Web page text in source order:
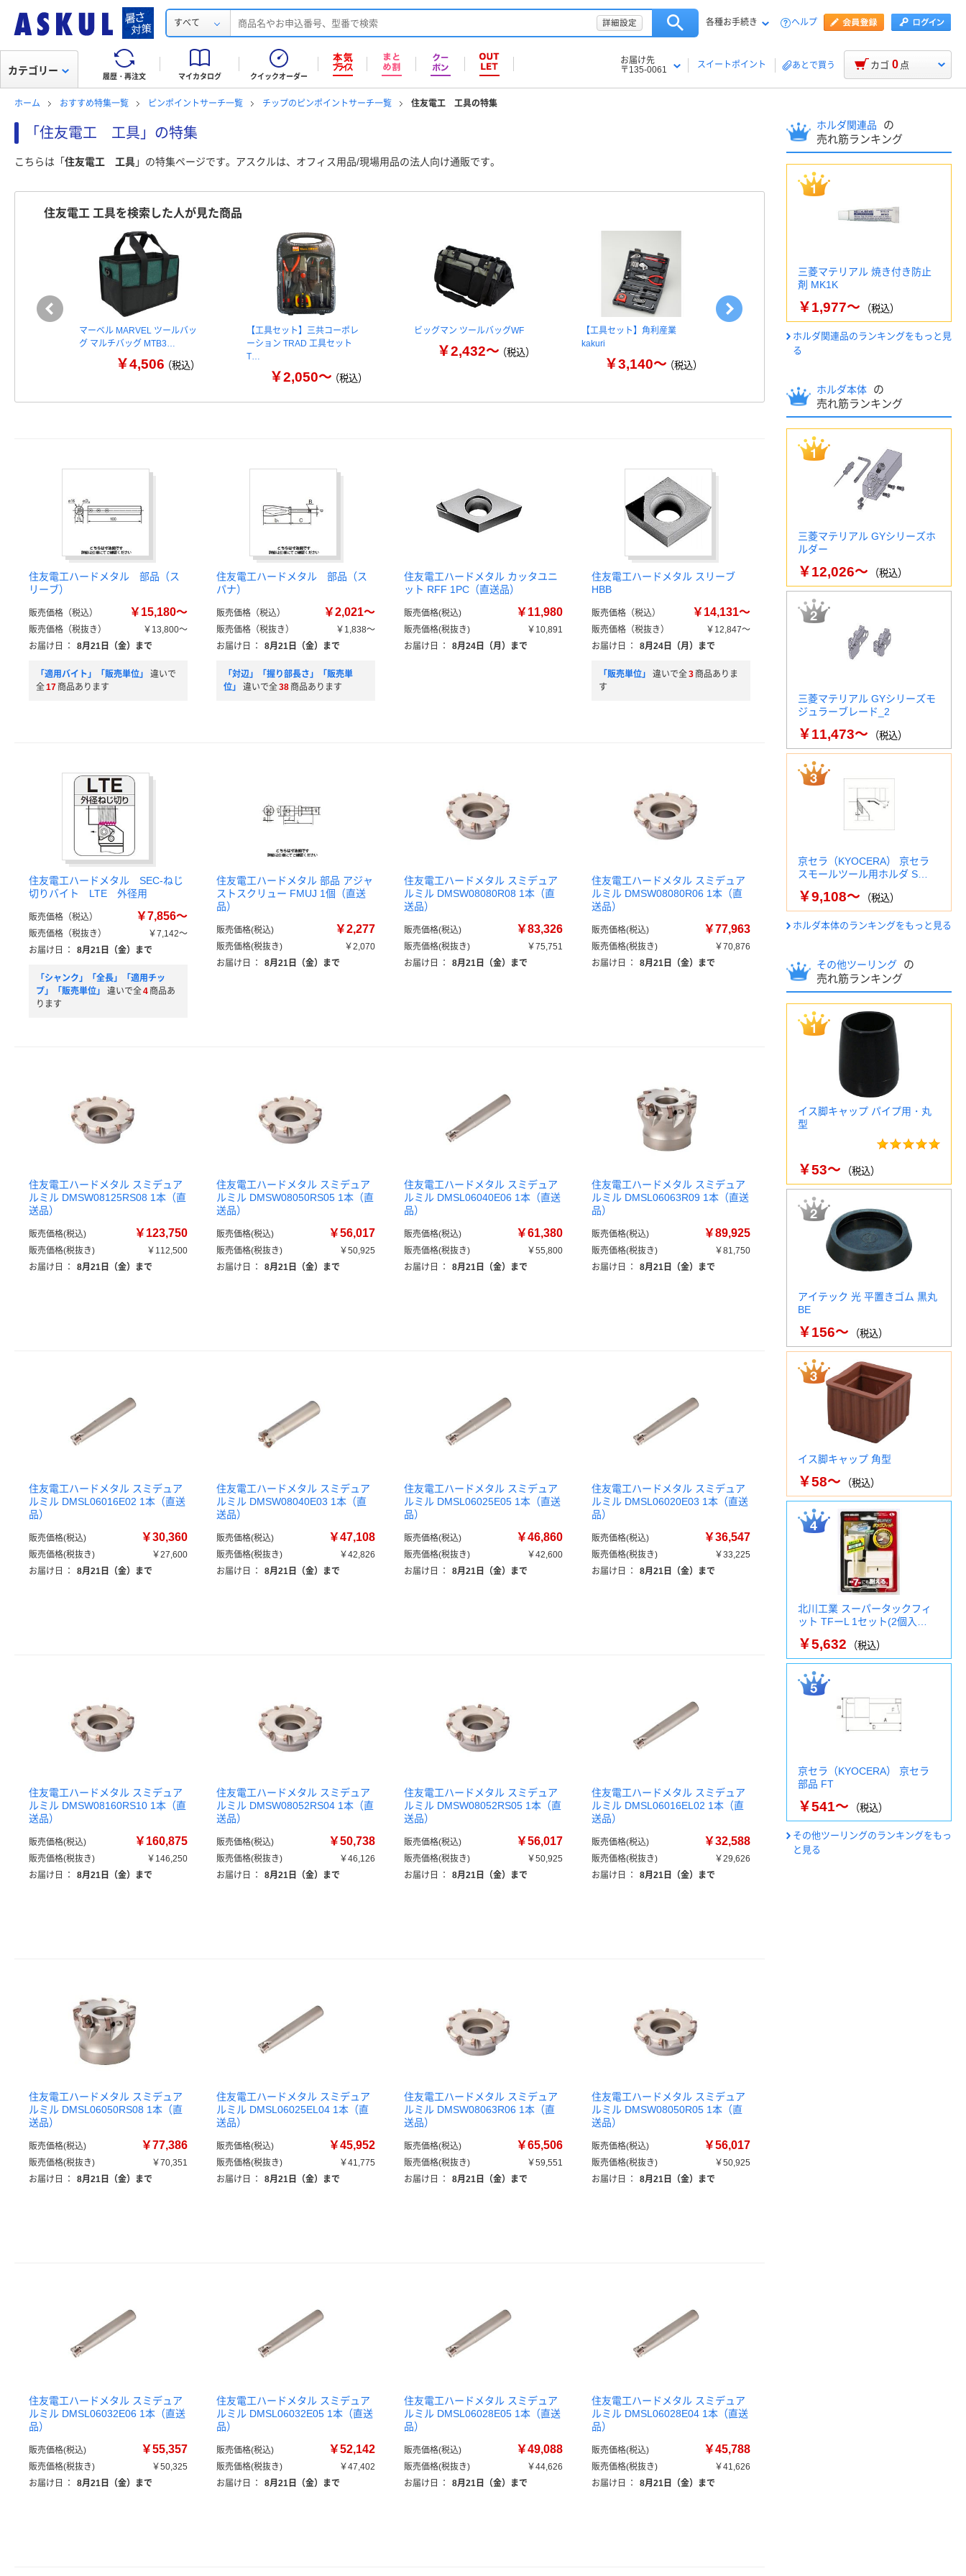
すべて 詳細設定 各種お手続き ヘルプ
履歴・再注文 マイカタログ クイックオーダー
お届け先
〒135-0061
スイートポイント あとで買う
カテゴリー カゴ 0 点
ホーム おすすめ特集一覧 ピンポイントサーチ一覧 チップのピンポイントサーチ一覧 住友電工 工具の特集
「住友電工 工具」の特集
こちらは「住友電工 工具」の特集ページです。アスクルは、オフィス用品/現場用品の法人向け通販です。
住友電工 工具を検索した人が見た商品
マーベル MARVEL ツールバッ
グ マルチバッグ MTB3…
￥4,506（税込）
【工具セット】三共コーポレ
ーション TRAD 工具セット
T…
￥2,050～（税込）
ビッグマン ツールバッグWF
￥2,432～（税込）
【工具セット】角利産業
kakuri
￥3,140～（税込）
平井工具 ドライバーセット
TOOLSET 作業工具
（税込）
藤原産業
ッグ
住友電工ハードメタル 部品（ス
リーブ）
販売価格（税込） ￥15,180～
販売価格（税抜き）
￥13,800～
お届け日
： 8月21日（金）まで
「適用バイト」「販売単位」
違いで
全17 商品あります
住友電工ハードメタル 部品（ス
パナ）
販売価格（税込） ￥2,021～
販売価格（税抜き）
￥1,838～
お届け日
： 8月21日（金）まで
「対辺」「握り部長さ」「販売単
位」
違いで全38 商品あります
住友電工ハードメタル カッタユニ
ット RFF 1PC（直送品）
販売価格(税込) ￥11,980
販売価格(税抜き)
￥10,891
お届け日
： 8月24日（月）まで
住友電工ハードメタル スリーブ
HBB
販売価格（税込） ￥14,131～
販売価格（税抜き）
￥12,847～
お届け日
： 8月24日（月）まで
「販売単位」 違いで全3 商品ありま
す
住友電工ハードメタル SEC-ねじ
切りバイト LTE 外径用
販売価格（税込） ￥7,856～
販売価格（税抜き）
￥7,142～
お届け日
： 8月21日（金）まで
「シャンク」「全長」「適用チッ
プ」「販売単位」
違いで全4 商品あ
ります
住友電工ハードメタル 部品 アジャ
ストスクリュー FMUJ 1個（直送
品）
販売価格(税込) ￥2,277
販売価格(税抜き)
￥2,070
お届け日
： 8月21日（金）まで
住友電工ハードメタル スミデュア
ルミル DMSW08080R08 1本（直
送品）
販売価格(税込) ￥83,326
販売価格(税抜き)
￥75,751
お届け日
： 8月21日（金）まで
住友電工ハードメタル スミデュア
ルミル DMSW08080R06 1本（直
送品）
販売価格(税込) ￥77,963
販売価格(税抜き)
￥70,876
お届け日
： 8月21日（金）まで
住友電工ハードメタル スミデュア
ルミル DMSW08125RS08 1本（直
送品）
販売価格(税込) ￥123,750
販売価格(税抜き)
￥112,500
お届け日
： 8月21日（金）まで
住友電工ハードメタル スミデュア
ルミル DMSW08050RS05 1本（直
送品）
販売価格(税込) ￥56,017
販売価格(税抜き)
￥50,925
お届け日
： 8月21日（金）まで
住友電工ハードメタル スミデュア
ルミル DMSL06040E06 1本（直送
品）
販売価格(税込) ￥61,380
販売価格(税抜き)
￥55,800
お届け日
： 8月21日（金）まで
住友電工ハードメタル スミデュア
ルミル DMSL06063R09 1本（直送
品）
販売価格(税込) ￥89,925
販売価格(税抜き)
￥81,750
お届け日
： 8月21日（金）まで
住友電工ハードメタル スミデュア
ルミル DMSL06016E02 1本（直送
品）
販売価格(税込) ￥30,360
販売価格(税抜き)
￥27,600
お届け日
： 8月21日（金）まで
住友電工ハードメタル スミデュア
ルミル DMSW08040E03 1本（直
送品）
販売価格(税込) ￥47,108
販売価格(税抜き)
￥42,826
お届け日
： 8月21日（金）まで
住友電工ハードメタル スミデュア
ルミル DMSL06025E05 1本（直送
品）
販売価格(税込) ￥46,860
販売価格(税抜き)
￥42,600
お届け日
： 8月21日（金）まで
住友電工ハードメタル スミデュア
ルミル DMSL06020E03 1本（直送
品）
販売価格(税込) ￥36,547
販売価格(税抜き)
￥33,225
お届け日
： 8月21日（金）まで
住友電工ハードメタル スミデュア
ルミル DMSW08160RS10 1本（直
送品）
販売価格(税込) ￥160,875
販売価格(税抜き)
￥146,250
お届け日
： 8月21日（金）まで
住友電工ハードメタル スミデュア
ルミル DMSW08052RS04 1本（直
送品）
販売価格(税込) ￥50,738
販売価格(税抜き)
￥46,126
お届け日
： 8月21日（金）まで
住友電工ハードメタル スミデュア
ルミル DMSW08052RS05 1本（直
送品）
販売価格(税込) ￥56,017
販売価格(税抜き)
￥50,925
お届け日
： 8月21日（金）まで
住友電工ハードメタル スミデュア
ルミル DMSL06016EL02 1本（直
送品）
販売価格(税込) ￥32,588
販売価格(税抜き)
￥29,626
お届け日
： 8月21日（金）まで
住友電工ハードメタル スミデュア
ルミル DMSL06050RS08 1本（直
送品）
販売価格(税込) ￥77,386
販売価格(税抜き)
￥70,351
お届け日
： 8月21日（金）まで
住友電工ハードメタル スミデュア
ルミル DMSL06025EL04 1本（直
送品）
販売価格(税込) ￥45,952
販売価格(税抜き)
￥41,775
お届け日
： 8月21日（金）まで
住友電工ハードメタル スミデュア
ルミル DMSW08063R06 1本（直
送品）
販売価格(税込) ￥65,506
販売価格(税抜き)
￥59,551
お届け日
： 8月21日（金）まで
住友電工ハードメタル スミデュア
ルミル DMSW08050R05 1本（直
送品）
販売価格(税込) ￥56,017
販売価格(税抜き)
￥50,925
お届け日
： 8月21日（金）まで
住友電工ハードメタル スミデュア
ルミル DMSL06032E06 1本（直送
品）
販売価格(税込) ￥55,357
販売価格(税抜き)
￥50,325
お届け日
： 8月21日（金）まで
住友電工ハードメタル スミデュア
ルミル DMSL06032E05 1本（直送
品）
販売価格(税込) ￥52,142
販売価格(税抜き)
￥47,402
お届け日
： 8月21日（金）まで
住友電工ハードメタル スミデュア
ルミル DMSL06028E05 1本（直送
品）
販売価格(税込) ￥49,088
販売価格(税抜き)
￥44,626
お届け日
： 8月21日（金）まで
住友電工ハードメタル スミデュア
ルミル DMSL06028E04 1本（直送
品）
販売価格(税込) ￥45,788
販売価格(税抜き)
￥41,626
お届け日
： 8月21日（金）まで
ホルダ関連品
の
売れ筋ランキング
三菱マテリアル 焼き付き防止
剤 MK1K
￥1,977～ （税込）
ホルダ関連品のランキングをもっと見
る
ホルダ本体
の
売れ筋ランキング
三菱マテリアル GYシリーズホ
ルダー
￥12,026～ （税込）
三菱マテリアル GYシリーズモ
ジュラーブレード_2
￥11,473～ （税込）
京セラ（KYOCERA） 京セラ
スモールツール用ホルダ S…
￥9,108～ （税込）
ホルダ本体のランキングをもっと見る
その他ツーリング
の
売れ筋ランキング
イス脚キャップ パイプ用・丸
型
￥53～ （税込）
アイテック 光 平置きゴム 黒丸
BE
￥156～ （税込）
イス脚キャップ 角型
￥58～ （税込）
北川工業 スーパータックフィ
ット TFーL 1セット(2個入…
￥5,632 （税込）
京セラ（KYOCERA） 京セラ
部品 FT
￥541～ （税込）
その他ツーリングのランキングをもっ
と見る